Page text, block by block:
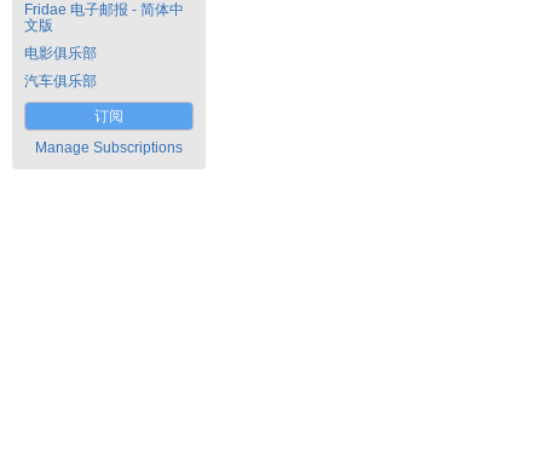
Fridae 电子邮报 - 简体中
文版
电影俱乐部
汽车俱乐部
订阅
Manage Subscriptions